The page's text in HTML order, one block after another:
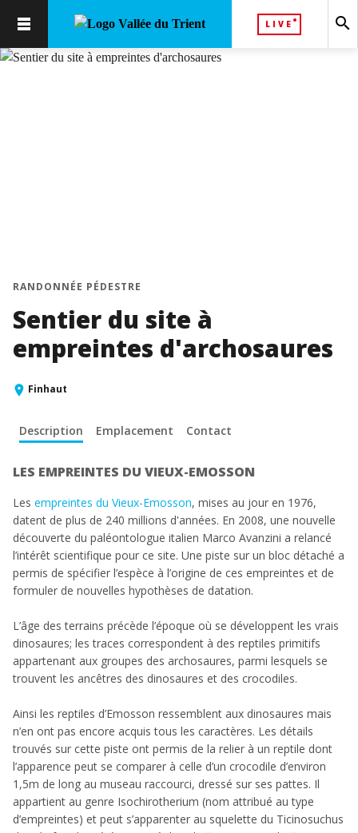
LIVE search
RANDONNÉE PÉDESTRE
Sentier du site à
empreintes d'archosaures
Finhaut
Description Emplacement Contact
LES EMPREINTES DU VIEUX-EMOSSON
Les empreintes du Vieux-Emosson, mises au jour en 1976,
datent de plus de 240 millions d'années. En 2008, une nouvelle
découverte du paléontologue italien Marco Avanzini a relancé
l’intérêt scientifique pour ce site. Une piste sur un bloc détaché a
permis de spécifier l’espèce à l’origine de ces empreintes et de
formuler de nouvelles hypothèses de datation.
L’âge des terrains précède l’époque où se développent les vrais
dinosaures; les traces correspondent à des reptiles primitifs
appartenant aux groupes des archosaures, parmi lesquels se
trouvent les ancêtres des dinosaures et des crocodiles.
Ainsi les reptiles d’Emosson ressemblent aux dinosaures mais
n’en ont pas encore acquis tous les caractères. Les détails
trouvés sur cette piste ont permis de la relier à un reptile dont
l’apparence peut se comparer à celle d’un crocodile d’environ
1,5m de long au museau raccourci, dressé sur ses pattes. Il
appartient au genre Isochirotherium (nom attribué au type
d’empreintes) et peut s’apparenter au squelette du Ticinosuchus